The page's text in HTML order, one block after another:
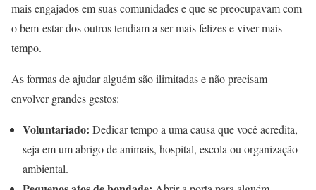
mais engajados em suas comunidades e que se preocupavam com
o bem-estar dos outros tendiam a ser mais felizes e viver mais
tempo.
As formas de ajudar alguém são ilimitadas e não precisam
envolver grandes gestos:
Voluntariado: Dedicar tempo a uma causa que você acredita,
seja em um abrigo de animais, hospital, escola ou organização
ambiental.